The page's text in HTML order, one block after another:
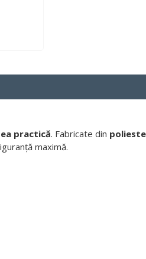
practică. Fabricate din
maximă.